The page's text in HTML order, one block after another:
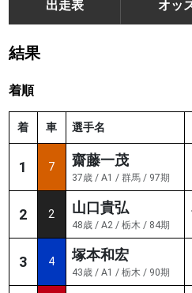
出走表 オッ
結果
着順
着 車 選手名
1 7 齋藤一茂
37歳 / A1 / 群馬 / 97期
2 2 山口貴弘
48歳 / A2 / 栃木 / 84期
3 4 塚本和宏
43歳 / A1 / 栃木 / 90期